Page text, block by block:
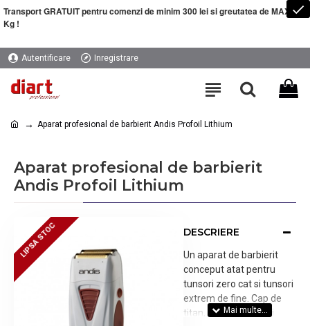
Transport GRATUIT pentru comenzi de minim 300 lei si greutatea de MAXIM 5
Kg !
Autentificare Inregistrare
Aparat profesional de barbierit Andis Profoil Lithium
Aparat profesional de barbierit
Andis Profoil Lithium
LIPSA STOC
LIPSA STOC DESCRIERE
Un aparat de barbierit
conceput atat pentru
tunsori zero cat si tunsori
extrem de fine. Cap de
titan, motor rotativ si